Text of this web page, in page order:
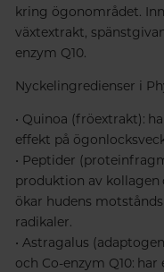
kring ögonområdet.
växtextrakt,
enzym Q10.
Nyckelingredienser i
• Quinoa (fröextrakt):
effekt på
• Peptider
produktion av kollagen
ökar hudens
radikaler.
• Astragalus
och Co-enzym Q10: